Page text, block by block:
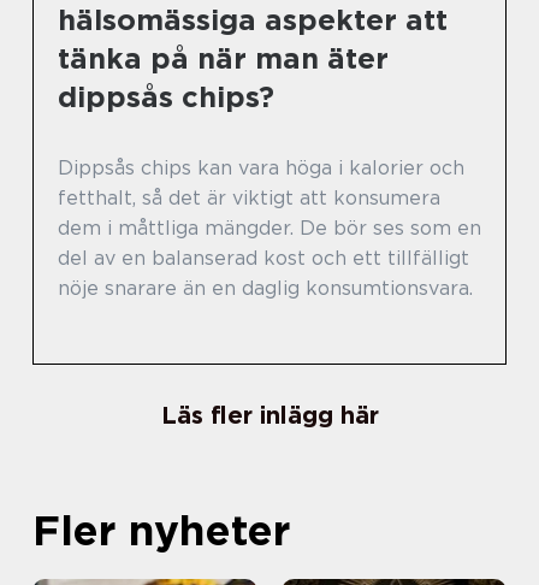
hälsomässiga aspekter att
tänka på när man äter
dippsås chips?
Dippsås chips kan vara höga i kalorier och
fetthalt, så det är viktigt att konsumera
dem i måttliga mängder. De bör ses som en
del av en balanserad kost och ett tillfälligt
nöje snarare än en daglig konsumtionsvara.
Läs fler inlägg här
Fler nyheter